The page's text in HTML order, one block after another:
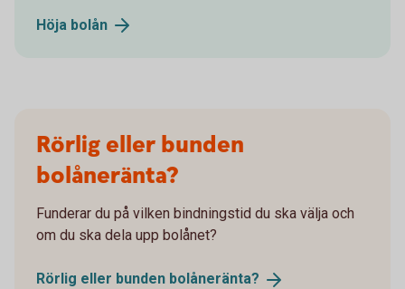
Höja bolån
Rörlig eller bunden
bolåneränta?
Funderar du på vilken bindningstid du ska välja och
om du ska dela upp bolånet?
Rörlig eller bunden bolåneränta?